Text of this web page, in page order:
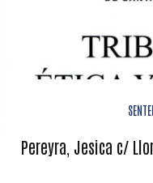
Pereyra, Jesica c/